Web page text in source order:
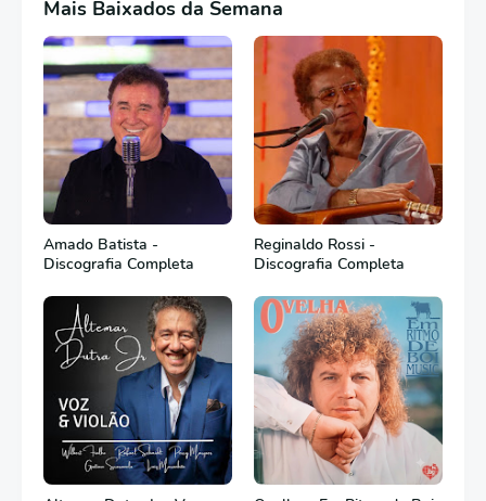
Mais Baixados da Semana
Amado Batista -
Discografia Completa
Reginaldo Rossi -
Discografia Completa